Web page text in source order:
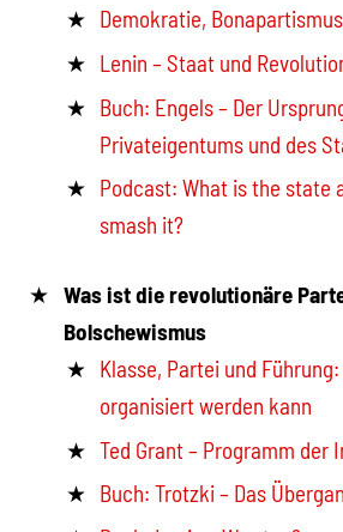
Demokratie,
Lenin – Staat und
Buch: Engels – Der
Privateigentums und des
Podcast: What is the state
smash it?
Was ist die revolutionäre
Bolschewismus
Klasse, Partei und
organisiert werden kann
Ted Grant – Programm der
Buch: Trotzki – Das